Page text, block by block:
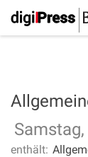
Samstag,
enthält: